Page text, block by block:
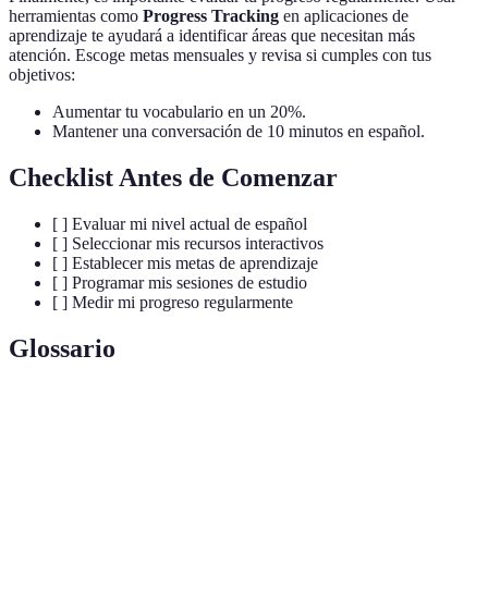
herramientas como Progress Tracking en aplicaciones de
aprendizaje te ayudará a identificar áreas que necesitan más
atención. Escoge metas mensuales y revisa si cumples con tus
objetivos:
Aumentar tu vocabulario en un 20%.
Mantener una conversación de 10 minutos en español.
Checklist Antes de Comenzar
[ ] Evaluar mi nivel actual de español
[ ] Seleccionar mis recursos interactivos
[ ] Establecer mis metas de aprendizaje
[ ] Programar mis sesiones de estudio
[ ] Medir mi progreso regularmente
Glossario